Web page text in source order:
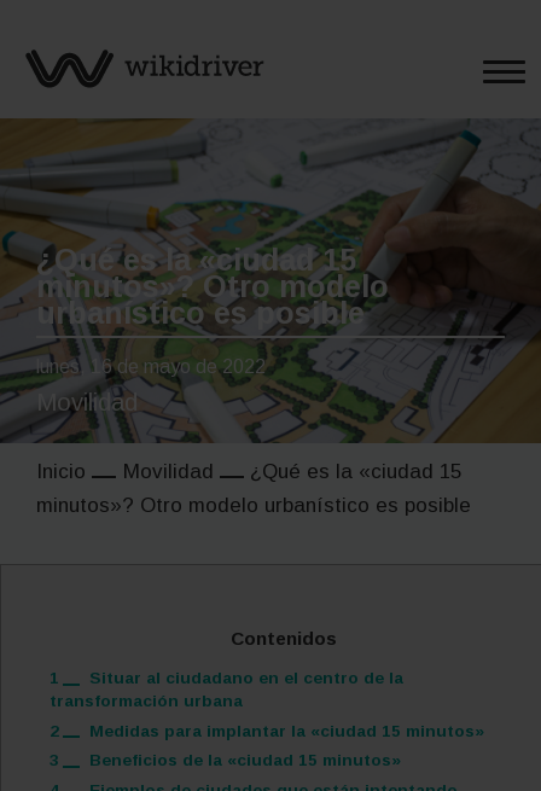
¿Qué es la «ciudad 15
minutos»? Otro modelo
urbanístico es posible
lunes, 16 de mayo de 2022
Movilidad
Inicio Movilidad
¿Qué es la «ciudad 15
minutos»? Otro modelo urbanístico es posible
Contenidos
1
Situar al ciudadano en el centro de la
transformación urbana
2
Medidas para implantar la «ciudad 15 minutos»
3
Beneficios de la «ciudad 15 minutos»